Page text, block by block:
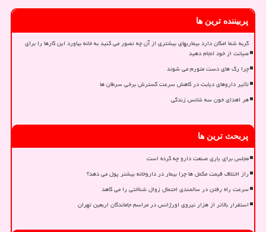
پربیننده ترین ها
گربه شما امکان دارد بیماریهای بیشتری از آن چه تصور می کنید به خانه بیاورد این کارها را برای
صیانت از خود انجام دهید
چرا رگ های دست متورم می شوند
تأثیر داروهای دیابت در کاهش سرعت گسترش برخی سرطان ها
هر اهدای خون سه شانس زندگی
پربحث ترین ها
مجلس برای یاری صنعت دارو چه کرده است
راز اختلاف قیمت مکمل ها چرا بیمار در داروخانه بیشتر پول می دهد؟
سرعت راه رفتن در سالمندی احتمال زوال شناختی را می کاهد
استقرار بالاتر از هزار نیروی اورژانس در مراسم جاماندگان اربعین تهران